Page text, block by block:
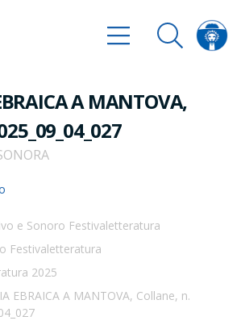
A MANTOVA,
e Sonoro Festivaletteratura
Festivaletteratura
2025
EBRAICA A MANTOVA, Collane, n.